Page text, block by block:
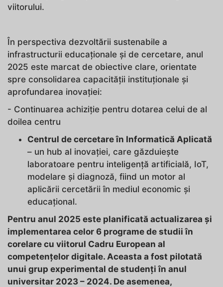
viitorului.
În perspectiva dezvoltării sustenabile a
infrastructurii educaționale și de cercetare, anul
2025 este marcat de obiective clare, orientate
spre consolidarea capacității instituționale și
aprofundarea inovației:
- Continuarea achiziție pentru dotarea celui de al
doilea centru
Centrul de cercetare în Informatică Aplicată
– un hub al inovației, care găzduiește
laboratoare pentru inteligență artificială, IoT,
modelare și diagnoză, fiind un motor al
aplicării cercetării în mediul economic și
educațional.
Pentru anul 2025 este planificată actualizarea și
implementarea celor 6 programe de studii în
corelare cu viitorul Cadru European al
competențelor digitale. Aceasta a fost pilotată
unui grup experimental de studenți în anul
universitar 2023 – 2024. De asemenea,